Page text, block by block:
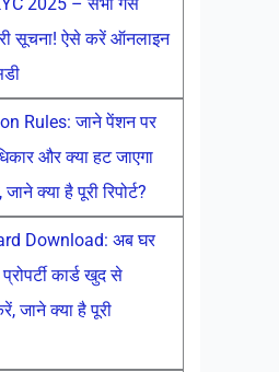
सूचना! ऐसे करें ऑनलाइन
Rules: जाने पेंशन पर
और क्या हट जाएगा
क्या है पूरी रिपोर्ट?
Download: अब घर
कार्ड खुद से
जाने क्या है पूरी